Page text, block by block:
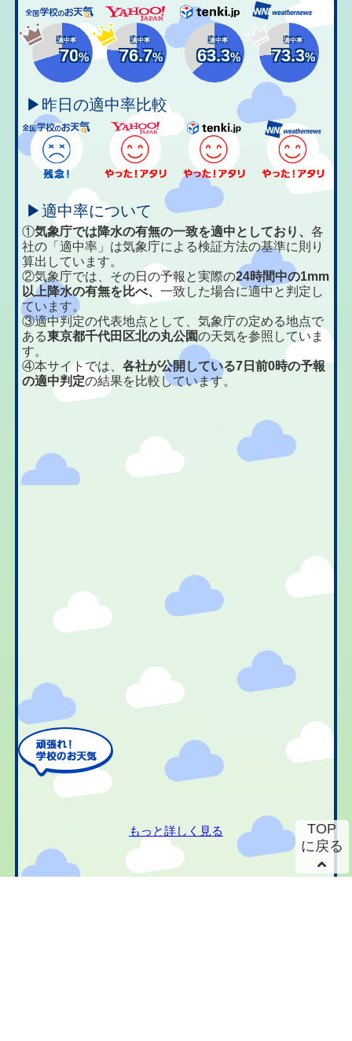
適中率
70%
適中率
76.7%
適中率
63.3%
適中率
73.3%
▶昨日の適中率比較
▶適中率について
①気象庁では降水の有無の一致を適中としており、各
社の「適中率」は気象庁による検証方法の基準に則り
算出しています。
②気象庁では、その日の予報と実際の24時間中の1mm
以上降水の有無を比べ、一致した場合に適中と判定し
ています。
③適中判定の代表地点として、気象庁の定める地点で
ある東京都千代田区北の丸公園の天気を参照していま
す。
④本サイトでは、各社が公開している7日前0時の予報
の適中判定の結果を比較しています。
もっと詳しく見る
TOP
に戻る